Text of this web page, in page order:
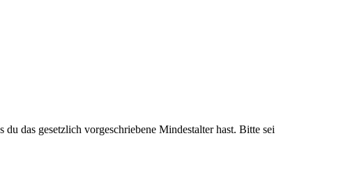
das gesetzlich vorgeschriebene Mindestalter hast. Bitte sei